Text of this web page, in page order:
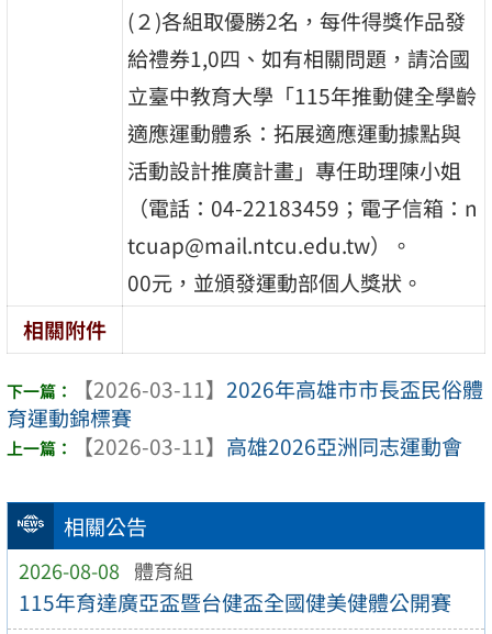
相關公告
2026-08-08 體育組
115年育達廣亞盃暨台健盃全國健美健體公開賽
(２)各組取優勝2名，每件得獎作品發
給禮券1,0四、如有相關問題，請洽國
立臺中教育大學「115年推動健全學齡
適應運動體系：拓展適應運動據點與
活動設計推廣計畫」專任助理陳小姐
（電話：04-22183459；電子信箱：n
tcuap@mail.ntcu.edu.tw）。
00元，並頒發運動部個人獎狀。
相關附件
【2026-03-11】 2026年高雄市市長盃民俗體
育運動錦標賽
【2026-03-11】 高雄2026亞洲同志運動會